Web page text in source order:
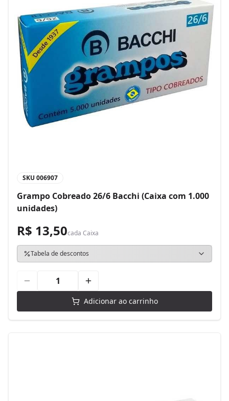
SKU 006907
Grampo Cobreado 26/6 Bacchi (Caixa com 1.000
unidades)
R$ 13,50cada Caixa
Tabela de descontos
Adicionar ao carrinho